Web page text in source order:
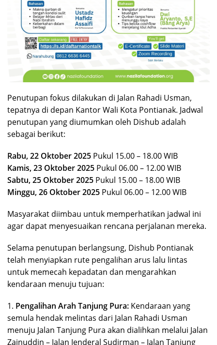
Penutupan fokus dilakukan di Jalan Rahadi Usman,
tepatnya di depan Kantor Wali Kota Pontianak. Jadwal
penutupan yang diumumkan oleh Dishub adalah
sebagai berikut:
Rabu, 22 Oktober 2025 Pukul 15.00 – 18.00 WIB
Kamis, 23 Oktober 2025 Pukul 06.00 – 12.00 WIB
Sabtu, 25 Oktober 2025 Pukul 15.00 – 18.00 WIB
Minggu, 26 Oktober 2025 Pukul 06.00 – 12.00 WIB
Masyarakat diimbau untuk memperhatikan jadwal ini
agar dapat menyesuaikan rencana perjalanan mereka.
Selama penutupan berlangsung, Dishub Pontianak
telah menyiapkan rute pengalihan arus lalu lintas
untuk memecah kepadatan dan mengarahkan
kendaraan menuju tujuan:
1. Pengalihan Arah Tanjung Pura: Kendaraan yang
semula hendak melintas dari Jalan Rahadi Usman
menuju Jalan Tanjung Pura akan dialihkan melalui Jalan
Zainuddin – Jalan Jenderal Sudirman – Jalan Tanjung